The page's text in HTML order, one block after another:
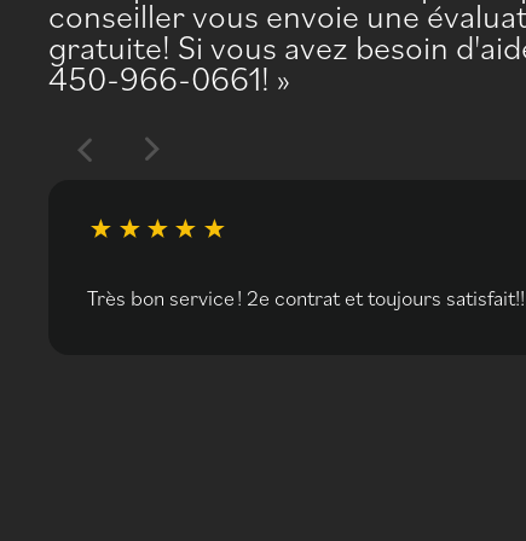
conseiller vous envoie une
gratuite! Si vous avez besoin
450-966-0661!
Très bon service ! 2e contrat et toujours satisfait!!